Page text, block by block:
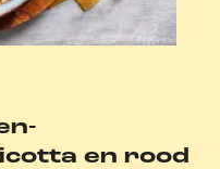
en rood